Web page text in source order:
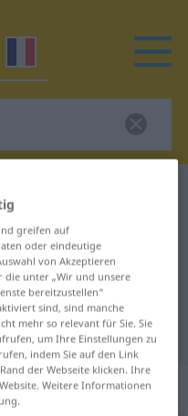
Übersetzung
Verb
greifen auf
oder eindeutige
von Akzeptieren
die unter „Wir und unsere
bereitzustellen“
sind, sind manche
mehr so relevant für Sie. Sie
um Ihre Einstellungen zu
indem Sie auf den Link
der Webseite klicken. Ihre
Weitere Informationen